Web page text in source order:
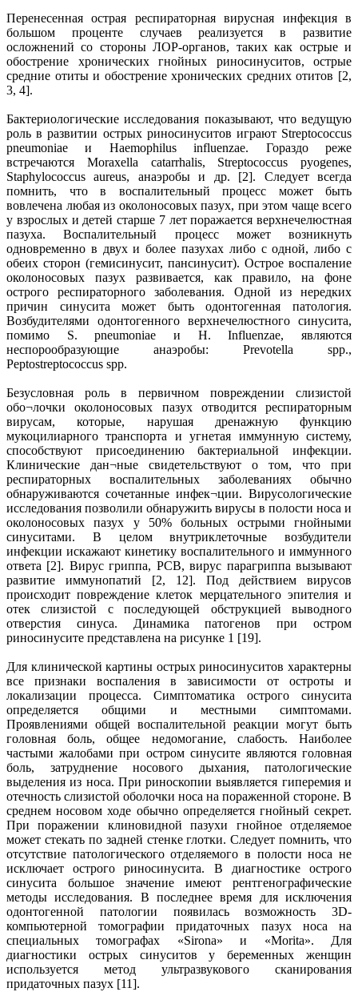
Перенесенная острая респираторная вирусная инфекция в
большом проценте случаев реализуется в развитие
осложнений со стороны ЛОР-органов, таких как острые и
обострение хронических гнойных риносинуситов, острые
средние отиты и обострение хронических средних отитов [2,
3, 4].
Бактериологические исследования показывают, что ведущую
роль в развитии острых риносинуситов играют Streptococcus
pneumoniae и Haemophilus influenzae. Гораздо реже
встречаются Moraxella catarrhalis, Streptococcus pyogenes,
Staphylococcus aureus, анаэробы и др. [2]. Следует всегда
помнить, что в воспалительный процесс может быть
вовлечена любая из околоносовых пазух, при этом чаще всего
у взрослых и детей старше 7 лет поражается верхнечелюстная
пазуха. Воспалительный процесс может возникнуть
одновременно в двух и более пазухах либо с одной, либо с
обеих сторон (гемисинусит, пансинусит). Острое воспаление
околоносовых пазух развивается, как правило, на фоне
острого респираторного заболевания. Одной из нередких
причин синусита может быть одонтогенная патология.
Возбудителями одонтогенного верхнечелюстного синусита,
помимо S. pneumoniae и H. Influenzae, являются
неспорообразующие анаэробы: Prevotella spp.,
Peptostreptococcus spp.
Безусловная роль в первичном повреждении слизистой
обо¬лочки околоносовых пазух отводится респираторным
вирусам, которые, нарушая дренажную функцию
мукоцилиарного транспорта и угнетая иммунную систему,
способствуют присоединению бактериальной инфекции.
Клинические дан¬ные свидетельствуют о том, что при
респираторных воспалительных заболеваниях обычно
обнаруживаются сочетанные инфек¬ции. Вирусологические
исследования позволили обнаружить вирусы в полости носа и
околоносовых пазух у 50% больных острыми гнойными
синуситами. В целом внутриклеточные возбудители
инфекции искажают кинетику воспалительного и иммунного
ответа [2]. Вирус гриппа, РСВ, вирус парагриппа вызывают
развитие иммунопатий [2, 12]. Под действием вирусов
происходит повреждение клеток мерцательного эпителия и
отек слизистой с последующей обструкцией выводного
отверстия синуса. Динамика патогенов при остром
риносинусите представлена на рисунке 1 [19].
Для клинической картины острых риносинуситов характерны
все признаки воспаления в зависимости от остроты и
локализации процесса. Симптоматика острого синусита
определяется общими и местными симптомами.
Проявлениями общей воспалительной реакции могут быть
головная боль, общее недомогание, слабость. Наиболее
частыми жалобами при остром синусите являются головная
боль, затруднение носового дыхания, патологические
выделения из носа. При риноскопии выявляется гиперемия и
отечность слизистой оболочки носа на пораженной стороне. В
среднем носовом ходе обычно определяется гнойный секрет.
При поражении клиновидной пазухи гнойное отделяемое
может стекать по задней стенке глотки. Следует помнить, что
отсутствие патологического отделяемого в полости носа не
исключает острого риносинусита. В диагностике острого
синусита большое значение имеют рентгенографические
методы исследования. В последнее время для исключения
одонтогенной патологии появилась возможность 3D-
компьютерной томографии придаточных пазух носа на
специальных томографах «Sirona» и «Morita». Для
диагностики острых синуситов у беременных женщин
используется метод ультразвукового сканирования
придаточных пазух [11].